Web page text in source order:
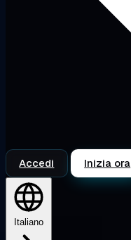
Accedi Inizia ora
Italiano